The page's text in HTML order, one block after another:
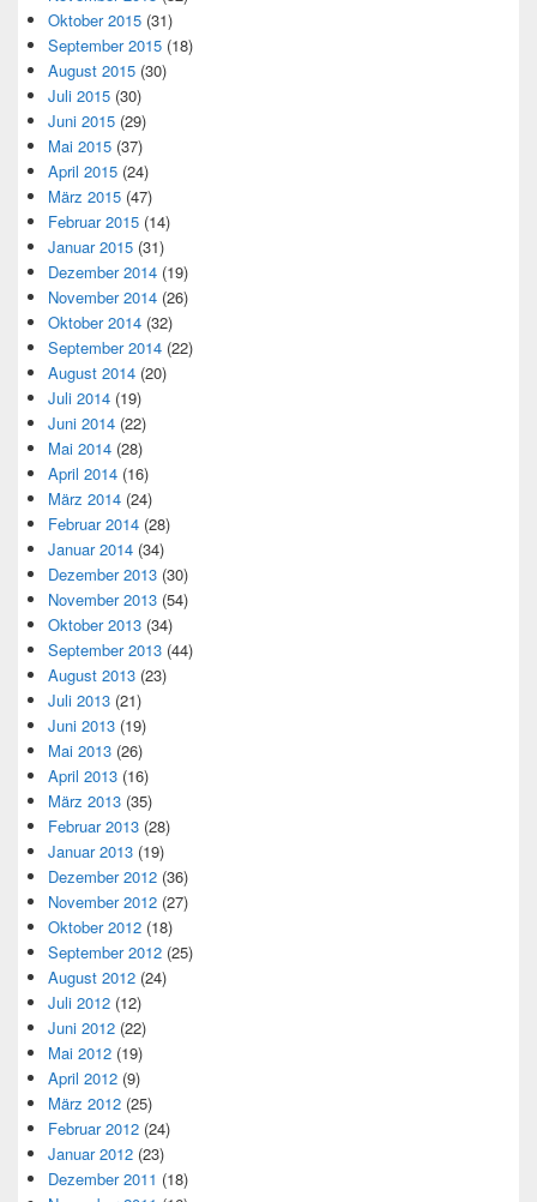
Oktober 2015 (31)
September 2015 (18)
August 2015 (30)
Juli 2015 (30)
Juni 2015 (29)
Mai 2015 (37)
April 2015 (24)
März 2015 (47)
Februar 2015 (14)
Januar 2015 (31)
Dezember 2014 (19)
November 2014 (26)
Oktober 2014 (32)
September 2014 (22)
August 2014 (20)
Juli 2014 (19)
Juni 2014 (22)
Mai 2014 (28)
April 2014 (16)
März 2014 (24)
Februar 2014 (28)
Januar 2014 (34)
Dezember 2013 (30)
November 2013 (54)
Oktober 2013 (34)
September 2013 (44)
August 2013 (23)
Juli 2013 (21)
Juni 2013 (19)
Mai 2013 (26)
April 2013 (16)
März 2013 (35)
Februar 2013 (28)
Januar 2013 (19)
Dezember 2012 (36)
November 2012 (27)
Oktober 2012 (18)
September 2012 (25)
August 2012 (24)
Juli 2012 (12)
Juni 2012 (22)
Mai 2012 (19)
April 2012 (9)
März 2012 (25)
Februar 2012 (24)
Januar 2012 (23)
Dezember 2011 (18)